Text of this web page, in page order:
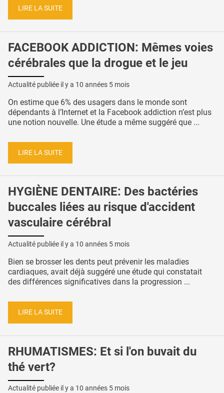
LIRE LA SUITE
FACEBOOK ADDICTION: Mêmes voies
cérébrales que la drogue et le jeu
Actualité publiée il y a 10 années 5 mois
On estime que 6% des usagers dans le monde sont
dépendants à l’Internet et la Facebook addiction n’est plus
une notion nouvelle. Une étude a même suggéré que ...
LIRE LA SUITE
HYGIÈNE DENTAIRE: Des bactéries
buccales liées au risque d'accident
vasculaire cérébral
Actualité publiée il y a 10 années 5 mois
Bien se brosser les dents peut prévenir les maladies
cardiaques, avait déjà suggéré une étude qui constatait
des différences significatives dans la progression ...
LIRE LA SUITE
RHUMATISMES: Et si l'on buvait du
thé vert?
Actualité publiée il y a 10 années 5 mois